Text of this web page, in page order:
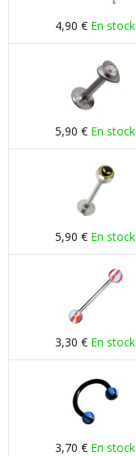
4,90 € En stock
5,90 € En stock
5,90 € En stock
3,30 € En stock
3,70 € En stock